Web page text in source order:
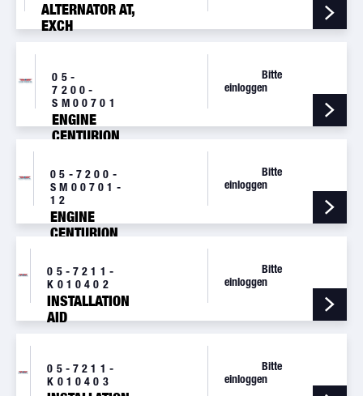
ALTERNATOR AT,
EXCH
05-
7200-
SM00701
ENGINE
CENTURION
EXCHANGE
(CE14V)
Bitte
einloggen
05-7200-
SM00701-
12
ENGINE
CENTURION
EXCHANGE
(CE14V)
Bitte
einloggen
05-7211-
K010402
INSTALLATION
AID
Bitte
einloggen
05-7211-
K010403
Bitte
einloggen